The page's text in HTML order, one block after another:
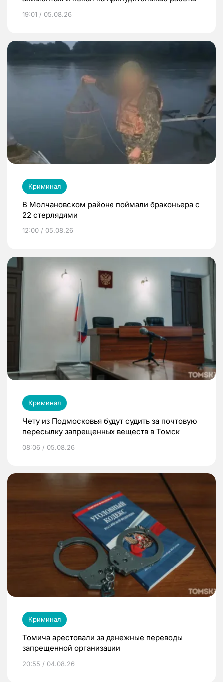
19:01 / 05.08.26
Криминал
В Молчановском районе поймали браконьера с
22 стерлядями
12:00 / 05.08.26
Криминал
Чету из Подмосковья будут судить за почтовую
пересылку запрещенных веществ в Томск
08:06 / 05.08.26
Криминал
Томича арестовали за денежные переводы
запрещенной организации
20:55 / 04.08.26